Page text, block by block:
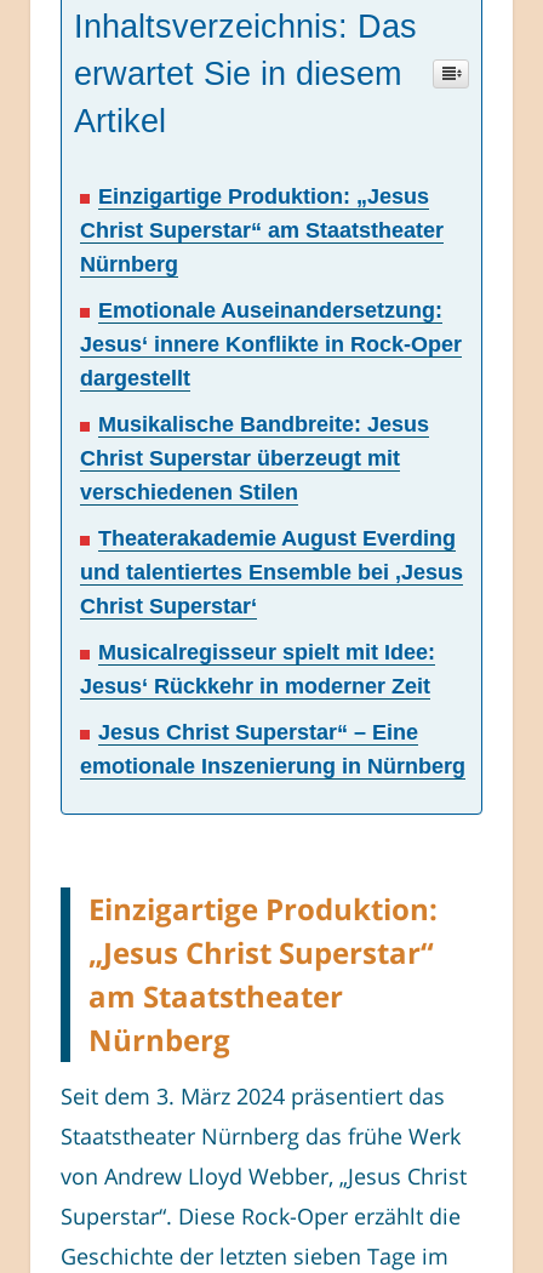
Inhaltsverzeichnis: Das
erwartet Sie in diesem
Artikel
Einzigartige Produktion: „Jesus
Christ Superstar“ am Staatstheater
Nürnberg
Emotionale Auseinandersetzung:
Jesus‘ innere Konflikte in Rock-Oper
dargestellt
Musikalische Bandbreite: Jesus
Christ Superstar überzeugt mit
verschiedenen Stilen
Theaterakademie August Everding
und talentiertes Ensemble bei ‚Jesus
Christ Superstar‘
Musicalregisseur spielt mit Idee:
Jesus‘ Rückkehr in moderner Zeit
Jesus Christ Superstar“ – Eine
emotionale Inszenierung in Nürnberg
Einzigartige Produktion:
„Jesus Christ Superstar“
am Staatstheater
Nürnberg
Seit dem 3. März 2024 präsentiert das
Staatstheater Nürnberg das frühe Werk
von Andrew Lloyd Webber, „Jesus Christ
Superstar“. Diese Rock-Oper erzählt die
Geschichte der letzten sieben Tage im